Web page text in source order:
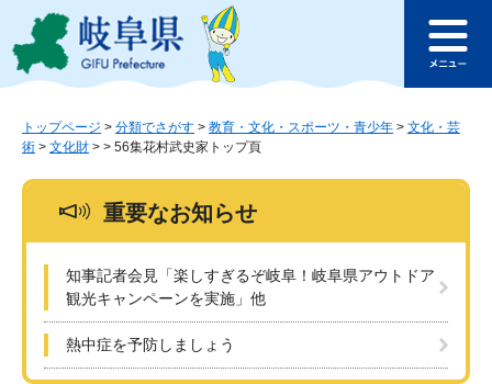
ジ
ュ
このページの本文へ
ュ
トップページ > 分類でさがす > 教育・文化・スポーツ・青少年 > 文化・芸
術 > 文化財 > > 56集花村武史家トップ頁
重要なお知らせ
知事記者会見「楽しすぎるぞ岐阜！岐阜県アウトドア
観光キャンペーンを実施」他
熱中症を予防しましょう